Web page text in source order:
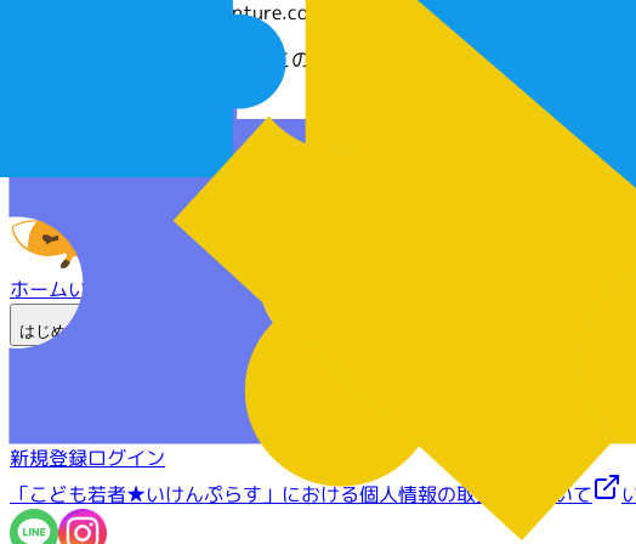
info-ikenplus@accenture.com
事務局からのお返事や、このサイトに関連する連絡などは、皆さ
ホームいけんひろばのテーマ一覧
はじめての方へ
こども若者★いけんぷらすとは？ いけ
新規登録ログイン
「こども若者★いけんぷらす」における個人情報の取扱いについて